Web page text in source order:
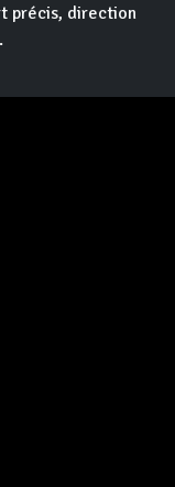
précis, direction